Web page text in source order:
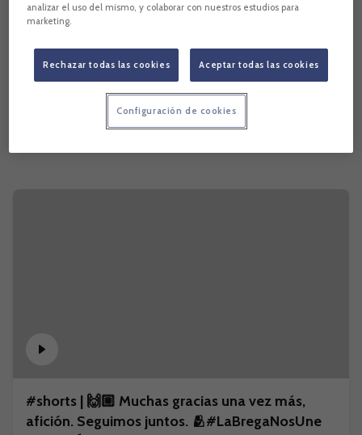
#shorts | 🙌🏼 Muchas gracias una vez más,
afición. Seguimos juntos. 🫂#LaBregaNosUne
analizar el uso del mismo, y colaborar con nuestros estudios para
marketing.
Rechazar todas las cookies Aceptar todas las cookies
Configuración de cookies